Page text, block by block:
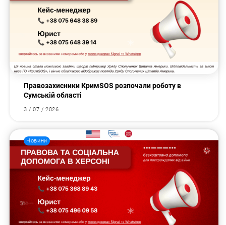
Правозахисники КримSOS розпочали роботу в
Сумській області
3 / 07 / 2026
Новини